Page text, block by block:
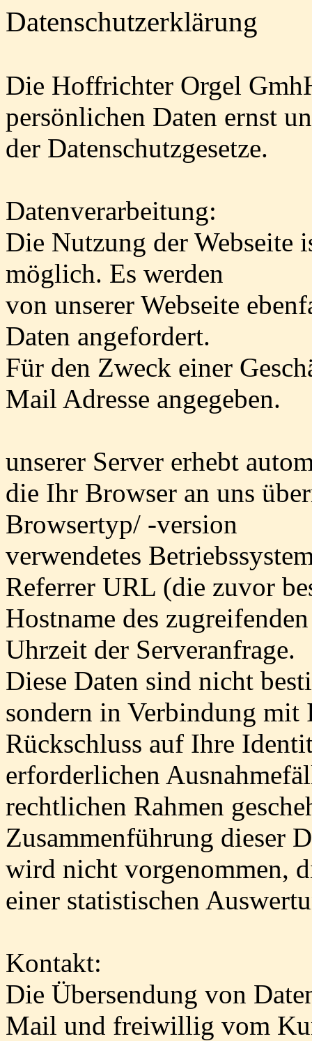
Datenschutzerklärung
Die Hoffrichter Orgel
persönlichen Daten ernst
der Datenschutzgesetze.
Datenverarbeitung:
Die Nutzung der Webseite
möglich. Es werden
von unserer Webseite
Daten angefordert.
Für den Zweck einer
Mail Adresse angegeben.
unserer Server erhebt
die Ihr Browser an uns
Browsertyp/ -version
verwendetes
Referrer URL (die zuvor
Hostname des
Uhrzeit der Serveranfrage.
Diese Daten sind nicht
sondern in Verbindung mit
Rückschluss auf Ihre
erforderlichen
rechtlichen Rahmen
Zusammenführung dieser
wird nicht vorgenommen,
einer statistischen
Kontakt:
Die Übersendung von
Mail und freiwillig vom